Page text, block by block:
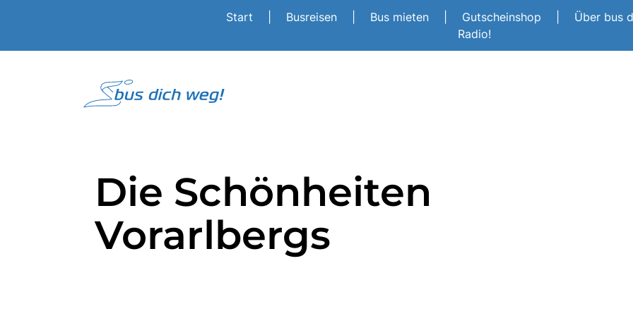
Start Busreisen Bus mieten Gutscheinshop Über bus
Radio!
Die Schönheiten
Vorarlbergs